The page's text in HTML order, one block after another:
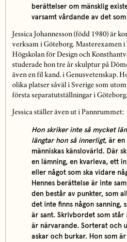
berättelser om mänsklig
varsamt vårdande av det som
Jessica Johannesson (född 1980) är
verksam i Göteborg. Masterexamen
Högskolan för Design och
studerade hon tre år skulptur på
även en fil kand. i Genusvetenskap.
olika platser såväl i Sverige som
första separatutställningar i Göteborg.
Jessica ställer även ut i Pannrummet:
Hon skriker inte så mycket
längtar hon så innerligt, är en
människas känslovärld. Där
en lämning, en kvarleva, ett
eller något som ska vidare
Hennes berättelse är inte
den består av punkter, som
det inte finns någon sanning,
är sant. Skrivbordet som står
är närvarande. Sorterat och
askar och burkar. Hon som